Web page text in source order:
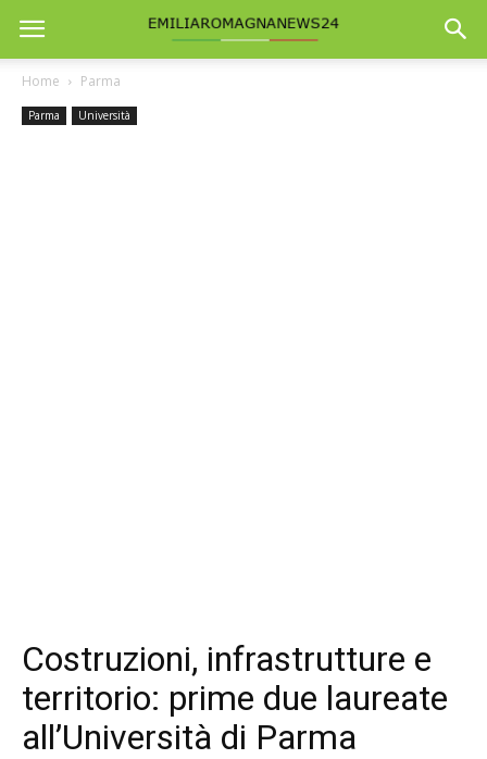
Home Parma
Parma Università
Costruzioni, infrastrutture e
territorio: prime due laureate
all’Università di Parma